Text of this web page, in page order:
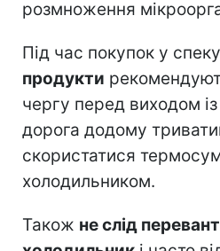
розмноження
Під час покупок у спеку
продукти
чергу перед виходом
дорога додому
скористатися
холодильником.
Також не слід